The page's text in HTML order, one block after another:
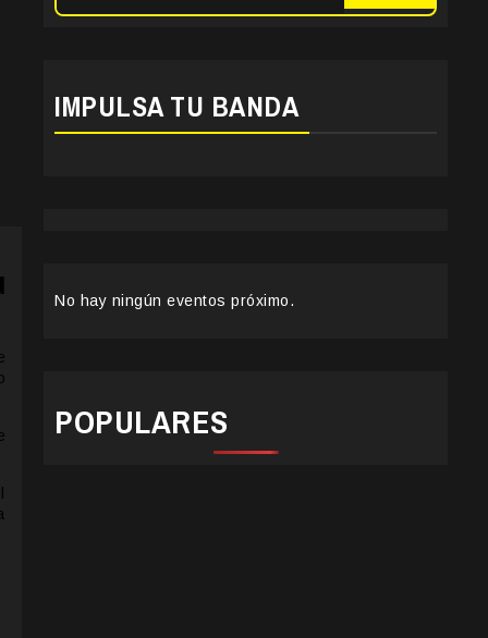
IMPULSA TU BANDA
No hay ningún eventos próximo.
POPULARES